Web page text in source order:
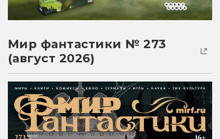
Мир фантастики № 273
(август 2026)